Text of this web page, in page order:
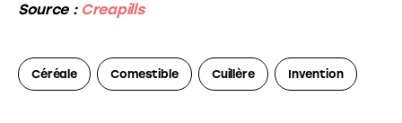
Source : Creapills
Céréale Comestible Cuillère Invention